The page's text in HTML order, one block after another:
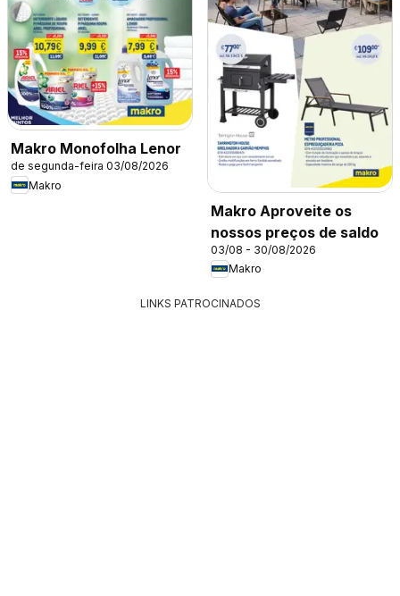
Makro Monofolha Lenor
de segunda-feira 03/08/2026
Makro
Makro Aproveite os
nossos preços de saldo
03/08 - 30/08/2026
Makro
LINKS PATROCINADOS